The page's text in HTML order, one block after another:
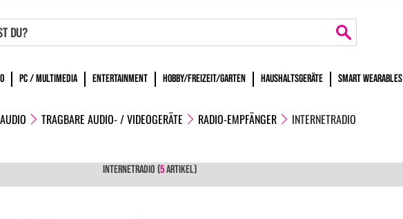
PC / MULTIMEDIA ENTERTAINMENT HOBBY/FREIZEIT/GARTEN HAUSHALTSGERÄTE SMART WEARABLES
TRAGBARE AUDIO- / VIDEOGERÄTE RADIO-EMPFÄNGER INTERNETRADIO
INTERNETRADIO (5ARTIKEL)